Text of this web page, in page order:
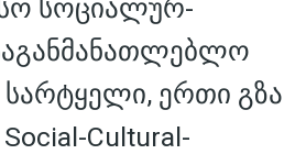
სოციალურ-
ერთი გზა
Cultural-